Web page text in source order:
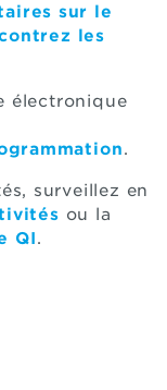
sur le
les
électronique
.
surveillez en
ou la
QI.